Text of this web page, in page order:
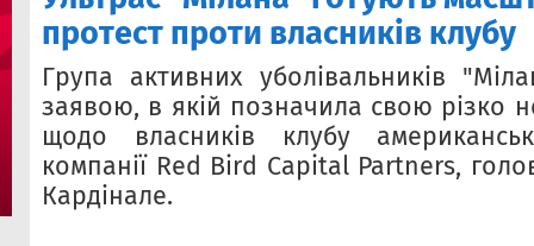
протест проти власників клубу
Група активних уболівальників
заявою, в якій позначила свою різко
щодо власників клубу
компанії Red Bird Capital Partners,
Кардінале.